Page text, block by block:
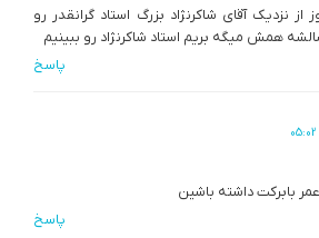
نزدیک آقای شاکرنژاد بزرگ استاد گرانقدر رو
همش میگه بریم استاد شاکرنژاد رو ببینیم
پاسخ
بابرکت داشته باشین
پاسخ